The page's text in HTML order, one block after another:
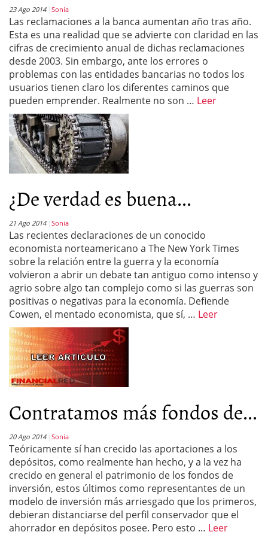
23 Ago 2014 Sonia
Las reclamaciones a la banca aumentan año tras año.
Esta es una realidad que se advierte con claridad en las
cifras de crecimiento anual de dichas reclamaciones
desde 2003. Sin embargo, ante los errores o
problemas con las entidades bancarias no todos los
usuarios tienen claro los diferentes caminos que
pueden emprender. Realmente no son … Leer
¿De verdad es buena...
21 Ago 2014 Sonia
Las recientes declaraciones de un conocido
economista norteamericano a The New York Times
sobre la relación entre la guerra y la economía
volvieron a abrir un debate tan antiguo como intenso y
agrio sobre algo tan complejo como si las guerras son
positivas o negativas para la economía. Defiende
Cowen, el mentado economista, que sí, … Leer
Contratamos más fondos de...
20 Ago 2014 Sonia
Teóricamente sí han crecido las aportaciones a los
depósitos, como realmente han hecho, y a la vez ha
crecido en general el patrimonio de los fondos de
inversión, estos últimos como representantes de un
modelo de inversión más arriesgado que los primeros,
debieran distanciarse del perfil conservador que el
ahorrador en depósitos posee. Pero esto … Leer